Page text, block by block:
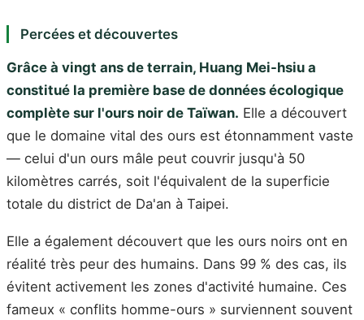
Percées et découvertes
Grâce à vingt ans de terrain, Huang Mei-hsiu a
constitué la première base de données écologique
complète sur l'ours noir de Taïwan. Elle a découvert
que le domaine vital des ours est étonnamment vaste
— celui d'un ours mâle peut couvrir jusqu'à 50
kilomètres carrés, soit l'équivalent de la superficie
totale du district de Da'an à Taipei.
Elle a également découvert que les ours noirs ont en
réalité très peur des humains. Dans 99 % des cas, ils
évitent activement les zones d'activité humaine. Ces
fameux « conflits homme-ours » surviennent souvent